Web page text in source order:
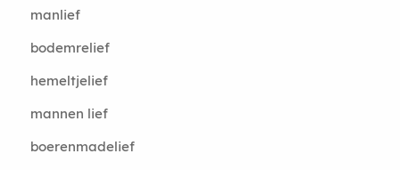
manlief
bodemrelief
hemeltjelief
mannen lief
boerenmadelief